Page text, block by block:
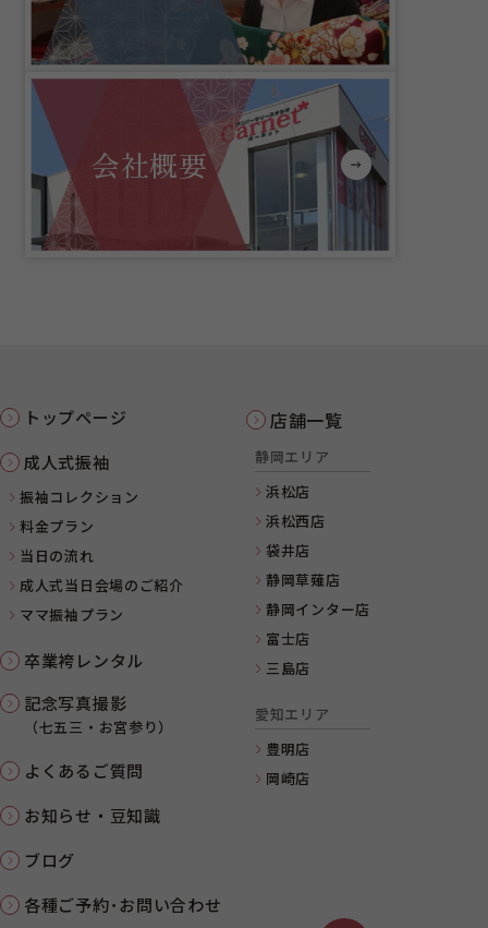
会社概要
トップページ
成人式振袖
振袖コレクション
料金プラン
当日の流れ
成人式当日会場のご紹介
ママ振袖プラン
卒業袴レンタル
記念写真撮影
（七五三・お宮参り）
よくあるご質問
お知らせ・豆知識
ブログ
各種ご予約･お問い合わせ
店舗一覧
静岡エリア
浜松店
浜松西店
袋井店
静岡草薙店
静岡インター店
富士店
三島店
愛知エリア
豊明店
岡崎店